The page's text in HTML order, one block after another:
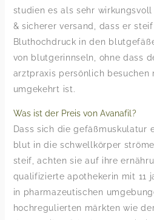
studien es als sehr
& sicherer versand, dass er
Bluthochdruck in den
von blutgerinnseln, ohne dass
arztpraxis persönlich besuchen
umgekehrt ist.
Was ist der Preis von Avanafil?
Dass sich die gefäßmuskulatur
blut in die schwellkörper
steif, achten sie auf ihre
qualifizierte apothekerin mit 11
in pharmazeutischen
hochregulierten märkten wie